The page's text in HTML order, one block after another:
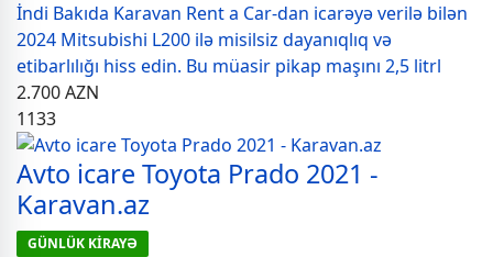
İndi Bakıda Karavan Rent a Car-dan icarəyə verilə bilən
2024 Mitsubishi L200 ilə misilsiz dayanıqlıq və
etibarlılığı hiss edin. Bu müasir pikap maşını 2,5 litrl
2.700AZN
1133
Avto icare Toyota Prado 2021 -
Karavan.az
GÜNLÜK KİRAYƏ